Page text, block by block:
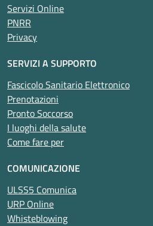
Servizi Online
PNRR
Privacy
SERVIZI A SUPPORTO
Fascicolo Sanitario Elettronico
Prenotazioni
Pronto Soccorso
I luoghi della salute
Come fare per
COMUNICAZIONE
ULSS5 Comunica
URP Online
Whisteblowing